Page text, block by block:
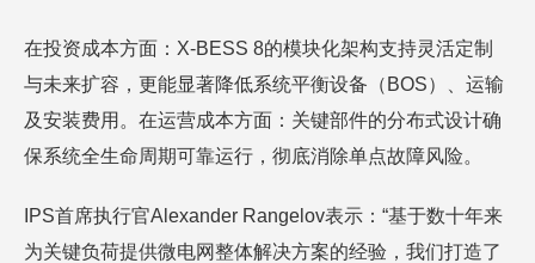
在投资成本方面：X-BESS 8的模块化架构支持灵活定制
与未来扩容，更能显著降低系统平衡设备（BOS）、运输
及安装费用。在运营成本方面：关键部件的分布式设计确
保系统全生命周期可靠运行，彻底消除单点故障风险。
IPS首席执行官Alexander Rangelov表示：“基于数十年来
为关键负荷提供微电网整体解决方案的经验，我们打造了